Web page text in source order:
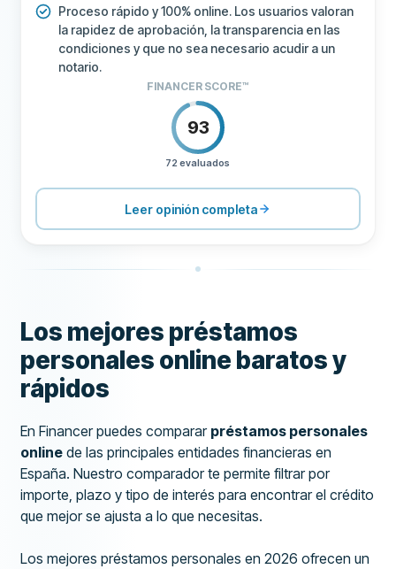
Proceso rápido y 100% online. Los usuarios valoran
la rapidez de aprobación, la transparencia en las
condiciones y que no sea necesario acudir a un
notario.
FINANCER SCORE™
93
72 evaluados
CONDICIONES 100
Leer opinión completa
Los mejores préstamos
personales online baratos y
rápidos
En Financer puedes comparar préstamos personales
online de las principales entidades financieras en
España. Nuestro comparador te permite filtrar por
importe, plazo y tipo de interés para encontrar el crédito
que mejor se ajusta a lo que necesitas.
Los mejores préstamos personales en 2026 ofrecen un